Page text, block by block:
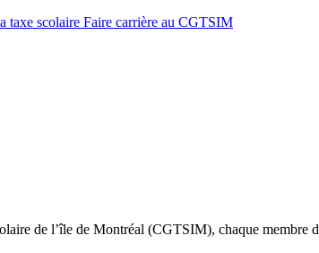
taxe scolaire Faire carrière au CGTSIM
de l’île de Montréal (CGTSIM), chaque membre